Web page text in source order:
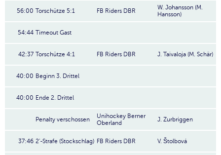
56:00 Torschütze 5:1 FB Riders DBR
W. Johansson (M.
Hansson)
54:44 Timeout Gast
42:37 Torschütze 4:1 FB Riders DBR J. Taivaloja (M. Schär)
40:00 Beginn 3. Drittel
40:00 Ende 2. Drittel
Penalty verschossen
Unihockey Berner
Oberland
J. Zurbriggen
37:46 2'-Strafe (Stockschlag) FB Riders DBR V. Štolbová